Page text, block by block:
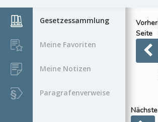
Gesetzessammlung
Meine Favoriten
Meine Notizen
Paragrafenverweise
Seite